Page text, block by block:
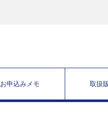
お申込みメモ 取扱